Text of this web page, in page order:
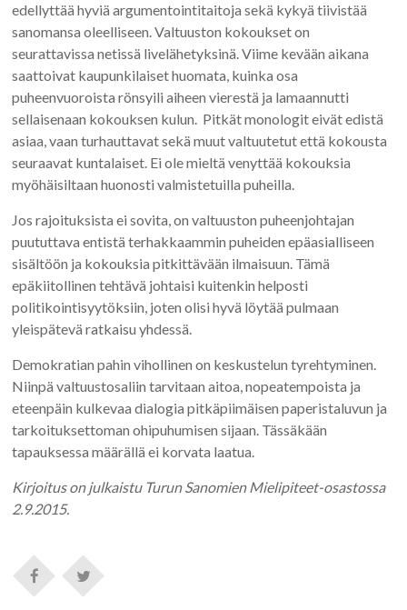
edellyttää hyviä argumentointitaitoja sekä kykyä tiivistää
sanomansa oleelliseen. Valtuuston kokoukset on
seurattavissa netissä livelähetyksinä. Viime kevään aikana
saattoivat kaupunkilaiset huomata, kuinka osa
puheenvuoroista rönsyili aiheen vierestä ja lamaannutti
sellaisenaan kokouksen kulun. Pitkät monologit eivät edistä
asiaa, vaan turhauttavat sekä muut valtuutetut että kokousta
seuraavat kuntalaiset. Ei ole mieltä venyttää kokouksia
myöhäisiltaan huonosti valmistetuilla puheilla.
Jos rajoituksista ei sovita, on valtuuston puheenjohtajan
puututtava entistä terhakkaammin puheiden epäasialliseen
sisältöön ja kokouksia pitkittävään ilmaisuun. Tämä
epäkiitollinen tehtävä johtaisi kuitenkin helposti
politikointisyytöksiin, joten olisi hyvä löytää pulmaan
yleispätevä ratkaisu yhdessä.
Demokratian pahin vihollinen on keskustelun tyrehtyminen.
Niinpä valtuustosaliin tarvitaan aitoa, nopeatempoista ja
eteenpäin kulkevaa dialogia pitkäpiimäisen paperistaluvun ja
tarkoituksettoman ohipuhumisen sijaan. Tässäkään
tapauksessa määrällä ei korvata laatua.
Kirjoitus on julkaistu Turun Sanomien Mielipiteet-osastossa
2.9.2015.